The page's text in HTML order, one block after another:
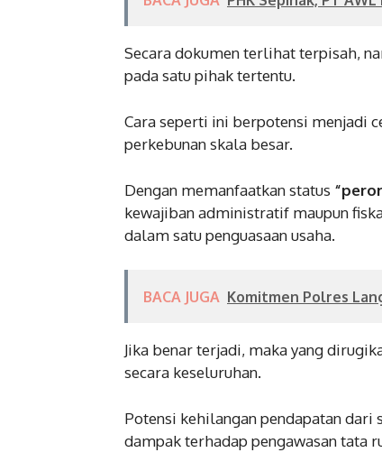
Secara dokumen terlihat terpisah,
pada satu pihak tertentu.
Cara seperti ini berpotensi menjadi
perkebunan skala besar.
Dengan memanfaatkan status
kewajiban administratif maupun
dalam satu penguasaan usaha.
BACA JUGA Komitmen Polres
Jika benar terjadi, maka yang
secara keseluruhan.
Potensi kehilangan pendapatan
dampak terhadap pengawasan tata